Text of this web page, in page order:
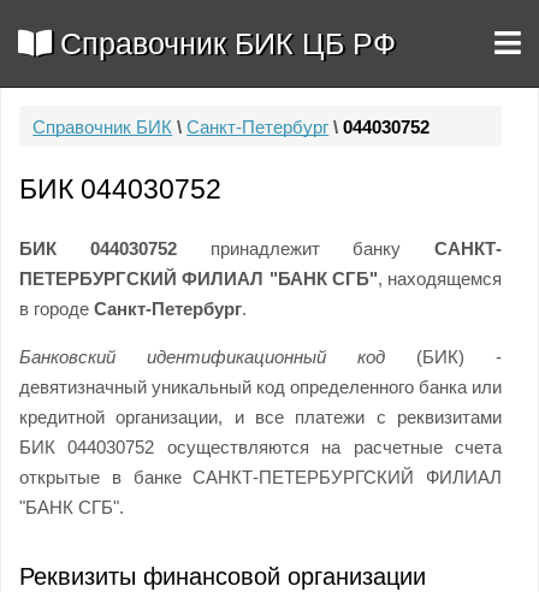
Справочник БИК ЦБ РФ
Справочник БИК \ Санкт-Петербург \ 044030752
БИК 044030752
БИК 044030752принадлежит банку САНКТ-
ПЕТЕРБУРГСКИЙ ФИЛИАЛ "БАНК СГБ", находящемся
в городе Санкт-Петербург.
Банковский идентификационный код (БИК) -
девятизначный уникальный код определенного банка или
кредитной организации, и все платежи с реквизитами
БИК 044030752 осуществляются на расчетные счета
открытые в банке САНКТ-ПЕТЕРБУРГСКИЙ ФИЛИАЛ
"БАНК СГБ".
Реквизиты финансовой организации